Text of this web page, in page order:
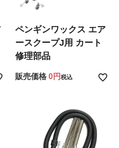
ペンギンワックス エア
ースクープJ用 カート
修理部品
販売価格 0 税込